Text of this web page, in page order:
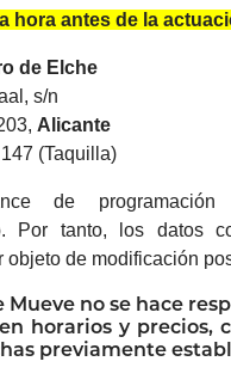
hora antes de la
de Elche
s/n
Alicante
(Taquilla)
de programación
Por tanto, los datos
objeto de modificación
Mueve no se hace
horarios y precios,
previamente